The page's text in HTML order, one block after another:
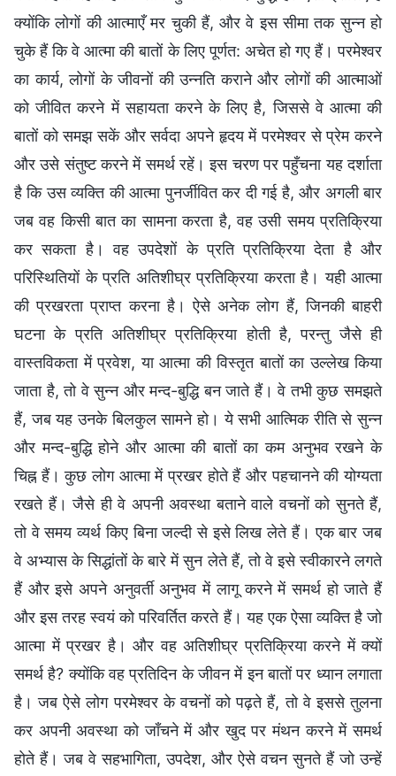
क्योंकि लोगों की आत्माएँ मर चुकी हैं, और वे इस सीमा तक सुन्न हो
चुके हैं कि वे आत्मा की बातों के लिए पूर्णत: अचेत हो गए हैं। परमेश्वर
का कार्य, लोगों के जीवनों की उन्नति कराने और लोगों की आत्माओं
को जीवित करने में सहायता करने के लिए है, जिससे वे आत्मा की
बातों को समझ सकें और सर्वदा अपने हृदय में परमेश्वर से प्रेम करने
और उसे संतुष्ट करने में समर्थ रहें। इस चरण पर पहुँचना यह दर्शाता
है कि उस व्यक्ति की आत्मा पुनर्जीवित कर दी गई है, और अगली बार
जब वह किसी बात का सामना करता है, वह उसी समय प्रतिक्रिया
कर सकता है। वह उपदेशों के प्रति प्रतिक्रिया देता है और
परिस्थितियों के प्रति अतिशीघ्र प्रतिक्रिया करता है। यही आत्मा
की प्रखरता प्राप्त करना है। ऐसे अनेक लोग हैं, जिनकी बाहरी
घटना के प्रति अतिशीघ्र प्रतिक्रिया होती है, परन्तु जैसे ही
वास्तविकता में प्रवेश, या आत्मा की विस्तृत बातों का उल्लेख किया
जाता है, तो वे सुन्न और मन्द-बुद्धि बन जाते हैं। वे तभी कुछ समझते
हैं, जब यह उनके बिलकुल सामने हो। ये सभी आत्मिक रीति से सुन्न
और मन्द-बुद्धि होने और आत्मा की बातों का कम अनुभव रखने के
चिह्न हैं। कुछ लोग आत्मा में प्रखर होते हैं और पहचानने की योग्यता
रखते हैं। जैसे ही वे अपनी अवस्था बताने वाले वचनों को सुनते हैं,
तो वे समय व्यर्थ किए बिना जल्दी से इसे लिख लेते हैं। एक बार जब
वे अभ्यास के सिद्धांतों के बारे में सुन लेते हैं, तो वे इसे स्वीकारने लगते
हैं और इसे अपने अनुवर्ती अनुभव में लागू करने में समर्थ हो जाते हैं
और इस तरह स्वयं को परिवर्तित करते हैं। यह एक ऐसा व्यक्ति है जो
आत्मा में प्रखर है। और वह अतिशीघ्र प्रतिक्रिया करने में क्यों
समर्थ है? क्योंकि वह प्रतिदिन के जीवन में इन बातों पर ध्यान लगाता
है। जब ऐसे लोग परमेश्वर के वचनों को पढ़ते हैं, तो वे इससे तुलना
कर अपनी अवस्था को जाँचने में और खुद पर मंथन करने में समर्थ
होते हैं। जब वे सहभागिता, उपदेश, और ऐसे वचन सुनते हैं जो उन्हें